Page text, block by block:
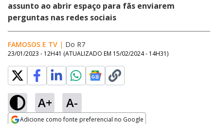
assunto ao abrir espaço para fãs enviarem
perguntas nas redes sociais
FAMOSOS E TV | Do R7
23/01/2023 - 12H41 (ATUALIZADO EM 15/02/2024 - 14H31)
A+ A-
Adicione como fonte preferencial no Google